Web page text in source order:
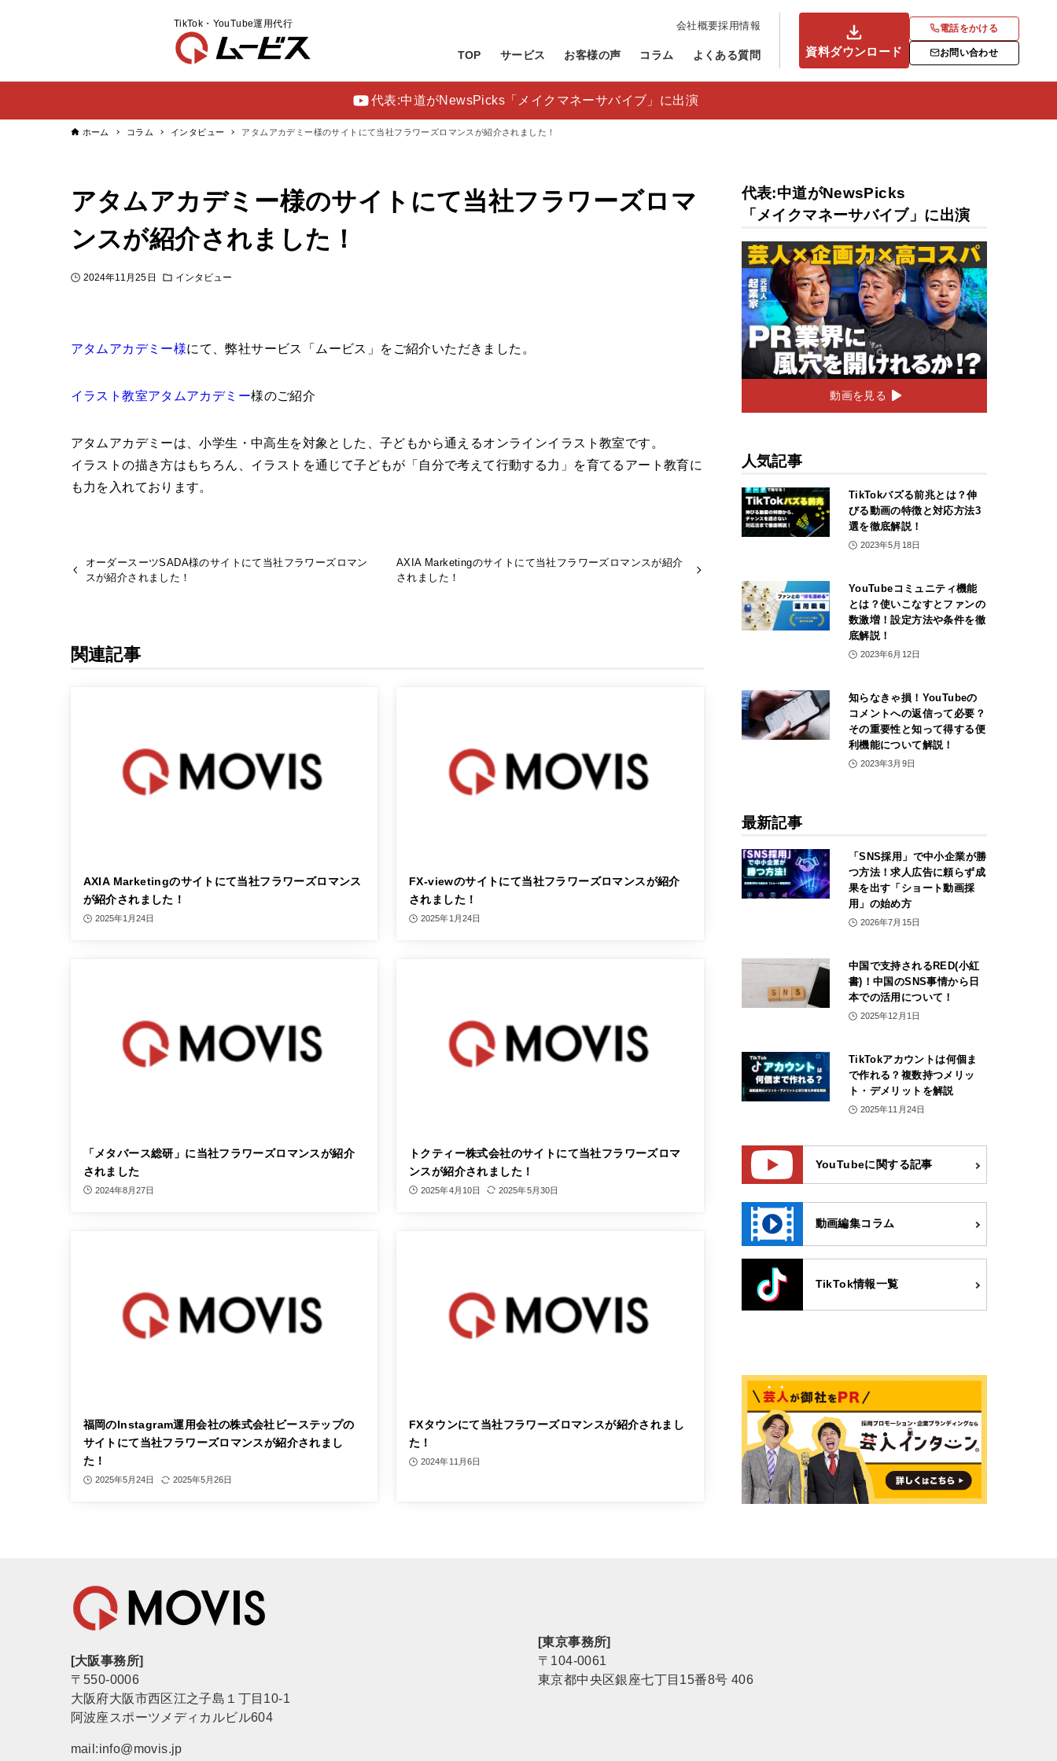
TikTok・YouTube運用代行
TOP サービス お客様の声 コラム よくある質問
会社概要採用情報
資料ダウンロード
電話をかける
お問い合わせ
代表:中道がNewsPicks「メイクマネーサバイブ」に出演
ホーム コラム インタビュー アタムアカデミー様のサイトにて当社フラワーズロマンスが紹介されました！
アタムアカデミー様のサイトにて当社フラワーズロマ
ンスが紹介されました！
2024年11月25日 インタビュー
アタムアカデミー様にて、弊社サービス「ムービス」をご紹介いただきました。
イラスト教室アタムアカデミー様のご紹介
アタムアカデミーは、小学生・中高生を対象とした、子どもから通えるオンラインイラスト教室です。
イラストの描き方はもちろん、イラストを通じて子どもが「自分で考えて行動する力」を育てるアート教育に
も力を入れております。
オーダースーツSADA様のサイトにて当社フラワーズロマン
スが紹介されました！
AXIA Marketingのサイトにて当社フラワーズロマンスが紹介
されました！
関連記事
AXIA Marketingのサイトにて当社フラワーズロマンス
が紹介されました！
2025年1月24日
FX-viewのサイトにて当社フラワーズロマンスが紹介
されました！
2025年1月24日
「メタバース総研」に当社フラワーズロマンスが紹介
されました
2024年8月27日
トクティー株式会社のサイトにて当社フラワーズロマ
ンスが紹介されました！
2025年4月10日 2025年5月30日
福岡のInstagram運用会社の株式会社ビーステップの
サイトにて当社フラワーズロマンスが紹介されまし
た！
2025年5月24日 2025年5月26日
FXタウンにて当社フラワーズロマンスが紹介されまし
た！
2024年11月6日
代表:中道がNewsPicks
「メイクマネーサバイブ」に出演
動画を見る
人気記事
TikTokバズる前兆とは？伸
びる動画の特徴と対応方法3
選を徹底解説！
2023年5月18日
YouTubeコミュニティ機能
とは？使いこなすとファンの
数激増！設定方法や条件を徹
底解説！
2023年6月12日
知らなきゃ損！YouTubeの
コメントへの返信って必要？
その重要性と知って得する便
利機能について解説！
2023年3月9日
最新記事
「SNS採用」で中小企業が勝
つ方法！求人広告に頼らず成
果を出す「ショート動画採
用」の始め方
2026年7月15日
中国で支持されるRED(小紅
書)！中国のSNS事情から日
本での活用について！
2025年12月1日
TikTokアカウントは何個ま
で作れる？複数持つメリッ
ト・デメリットを解説
2025年11月24日
YouTubeに関する記事
動画編集コラム
TikTok情報一覧
[大阪事務所]
〒550-0006
大阪府大阪市西区江之子島１丁目10-1
阿波座スポーツメディカルビル604
mail:info@movis.jp
[東京事務所]
〒104-0061
東京都中央区銀座七丁目15番8号 406